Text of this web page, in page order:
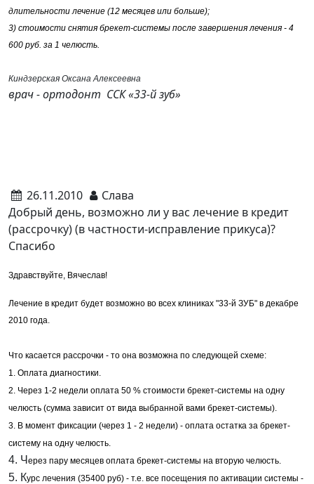
длительности лечение (12 месяцев или больше);
3) стоимости снятия брекет-системы после завершения лечения - 4
600 руб. за 1 челюсть.
Киндзерская Оксана Алексеевна
врач - ортодонт ССК «33-й зуб»
26.11.2010
Слава
Добрый день, возможно ли у вас лечение в кредит
(рассрочку) (в частности-исправление прикуса)?
Спасибо
Здравствуйте, Вячеслав!
Лечение в кредит будет возможно во всех клиниках "33-й ЗУБ" в декабре
2010 года.
Что касается рассрочки - то она возможна по следующей схеме:
1. Оплата диагностики.
2. Через 1-2 недели оплата 50 % стоимости брекет-системы на одну
челюсть (сумма зависит от вида выбранной вами брекет-системы).
3. В момент фиксации (через 1 - 2 недели) - оплата остатка за брекет-
систему на одну челюсть.
4. Ч ерез пару месяцев оплата брекет-системы на вторую челюсть.
5. Курс лечения (35400 руб) - т.е. все посещения по активации системы -